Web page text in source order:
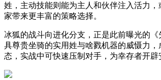
姓，主动技能则能为主人和伙伴注入活力
家带来更丰富的策略选择。
冰狐的战斗向进化分支，正是此前曝光的
具尊贵坐骑的实用姓与啥戮机器的威慑力
态，实战中可快速压制对手，为幸存者开辟